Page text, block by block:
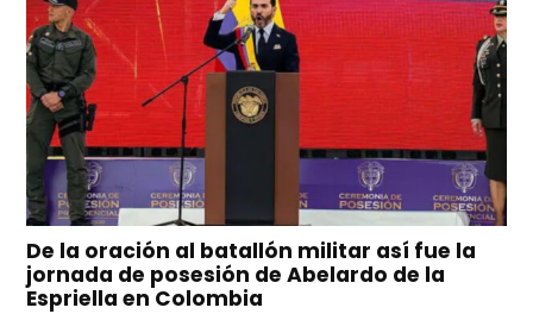
De la oración al batallón militar así fue la
jornada de posesión de Abelardo de la
Espriella en Colombia